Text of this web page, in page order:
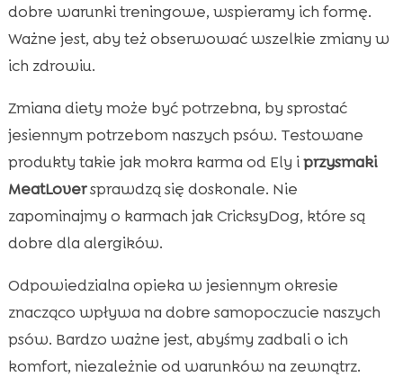
dobre warunki treningowe, wspieramy ich formę.
Ważne jest, aby też obserwować wszelkie zmiany w
ich zdrowiu.
Zmiana diety może być potrzebna, by sprostać
jesiennym potrzebom naszych psów. Testowane
produkty takie jak mokra karma od Ely iprzysmaki
MeatLoversprawdzą się doskonale. Nie
zapominajmy o karmach jak CricksyDog, które są
dobre dla alergików.
Odpowiedzialna opieka w jesiennym okresie
znacząco wpływa na dobre samopoczucie naszych
psów. Bardzo ważne jest, abyśmy zadbali o ich
komfort, niezależnie od warunków na zewnątrz.